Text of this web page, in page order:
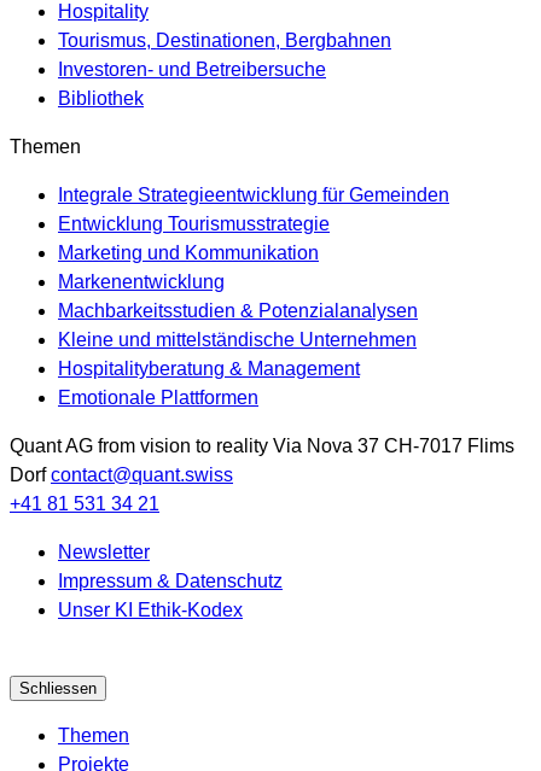
Hospitality
Tourismus, Destinationen, Bergbahnen
Investoren- und Betreibersuche
Bibliothek
Themen
Integrale Strategieentwicklung für Gemeinden
Entwicklung Tourismusstrategie
Marketing und Kommunikation
Markenentwicklung
Machbarkeitsstudien & Potenzialanalysen
Kleine und mittelständische Unternehmen
Hospitalityberatung & Management
Emotionale Plattformen
Quant AG from vision to reality Via Nova 37 CH-7017 Flims
Dorf contact@quant.swiss
+41 81 531 34 21
Newsletter
Impressum & Datenschutz
Unser KI Ethik-Kodex
Schliessen
Themen
Projekte